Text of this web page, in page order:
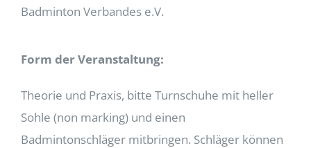
Badminton Verbandes e.V.
Form der Veranstaltung:
Theorie und Praxis, bitte Turnschuhe mit heller
Sohle (non marking) und einen
Badmintonschläger mitbringen. Schläger können